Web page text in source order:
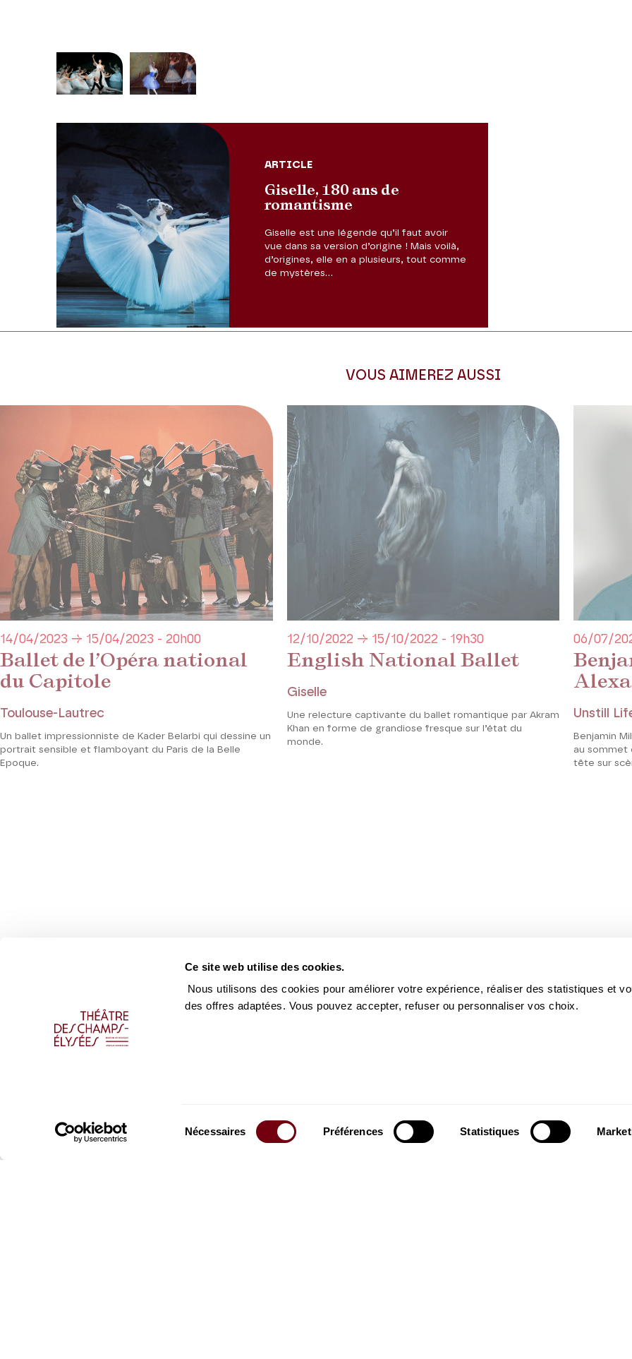
Ce site web utilise des cookies.
Nous utilisons des cookies pour améliorer votre expérience, réaliser des statistiques et
des offres adaptées. Vous pouvez accepter, refuser ou personnaliser vos choix.
Nécessaires Préférences Statistiques
Modifier la slide de ce carousel modifiera également la slide du carousel principal des vidéos précédent.
ARTICLE
Giselle, 180 ans de
romantisme
Giselle est une légende qu’il faut avoir
vue dans sa version d’origine ! Mais voilà,
d’origines, elle en a plusieurs, tout comme
de mystères…
Diapositive précédente
VOUS AIMEREZ AUSSI
Ballet de l’Opéra national
du Capitole
14/04/2023 → 15/04/2023 - 20h00
Toulouse-Lautrec
Un ballet impressionniste de Kader Belarbi qui dessine un
portrait sensible et flamboyant du Paris de la Belle
Epoque.
English National Ballet
12/10/2022 → 15/10/2022 - 19h30
Giselle
Une relecture captivante du ballet romantique par Akram
Khan en forme de grandiose fresque sur l’état du
monde.
06/07/
Unstill
Benjamin
au sommet
tête sur